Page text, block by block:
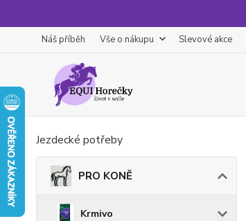
Náš příběh Vše o nákupu Slevové akce
Jezdecké potřeby
PRO KONĚ
Krmivo